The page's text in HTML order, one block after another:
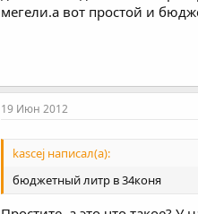
мегели.а вот простой и
19 Июн 2012
kascej написал(а):
бюджетный литр в 34коня